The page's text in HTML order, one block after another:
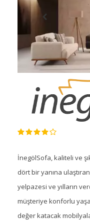
İnegölSofa, kaliteli ve
dört bir yanına
yelpazesi ve yılların
müşteriye konforlu
değer katacak